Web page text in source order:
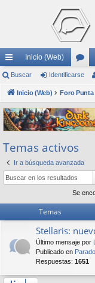
nl
ac
es
rá
pi
do
s
Inicio (Web)
or
os
Buscar Identificarse
Inicio (Web)
Temas activos
Ir a búsqueda avanzada
Se
Temas
Stellaris:
Último mensaje por
Publicado en
Respuestas: 1651